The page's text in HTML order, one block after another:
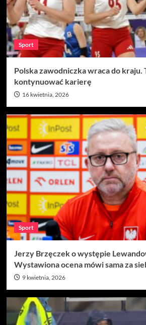
Sport
Polska zawodniczka wraca do kraju.
kontynuować karierę
16 kwietnia, 2026
Sport
Jerzy Brzęczek o występie
Wystawiona ocena mówi sama za
9 kwietnia, 2026